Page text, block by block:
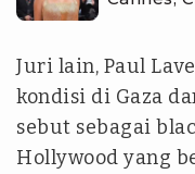
Juri lain, Paul
kondisi di Gaza
sebut sebagai
Hollywood yang